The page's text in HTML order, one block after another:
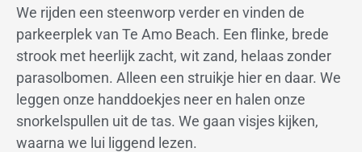
We rijden een steenworp verder en vinden de
parkeerplek van Te Amo Beach. Een flinke, brede
strook met heerlijk zacht, wit zand, helaas zonder
parasolbomen. Alleen een struikje hier en daar. We
leggen onze handdoekjes neer en halen onze
snorkelspullen uit de tas. We gaan visjes kijken,
waarna we lui liggend lezen.